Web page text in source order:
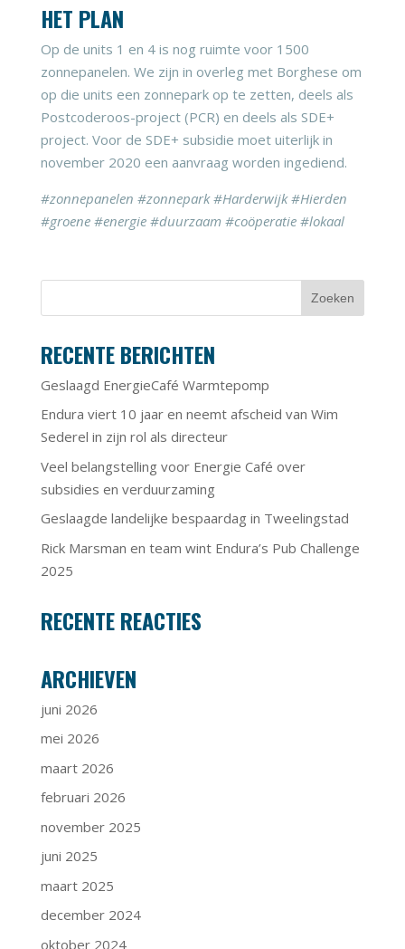
HET PLAN
Op de units 1 en 4 is nog ruimte voor 1500
zonnepanelen. We zijn in overleg met Borghese om
op die units een zonnepark op te zetten, deels als
Postcoderoos-project (PCR) en deels als SDE+
project. Voor de SDE+ subsidie moet uiterlijk in
november 2020 een aanvraag worden ingediend.
#zonnepanelen #zonnepark #Harderwijk #Hierden
#groene #energie #duurzaam #coöperatie #lokaal
RECENTE BERICHTEN
Geslaagd EnergieCafé Warmtepomp
Endura viert 10 jaar en neemt afscheid van Wim
Sederel in zijn rol als directeur
Veel belangstelling voor Energie Café over
subsidies en verduurzaming
Geslaagde landelijke bespaardag in Tweelingstad
Rick Marsman en team wint Endura’s Pub Challenge
2025
RECENTE REACTIES
ARCHIEVEN
juni 2026
mei 2026
maart 2026
februari 2026
november 2025
juni 2025
maart 2025
december 2024
oktober 2024